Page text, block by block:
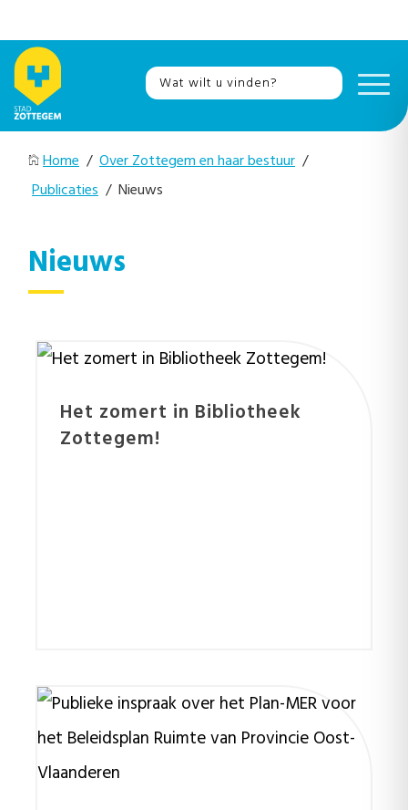
Home / Over Zottegem en haar bestuur /
Publicaties / Nieuws
Nieuws
Het zomert in Bibliotheek
Zottegem!